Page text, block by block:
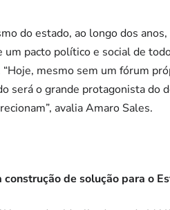
do estado, ao longo dos
um pacto político e social de
“Hoje, mesmo sem um fórum
será o grande protagonista do
avalia Amaro Sales.
construção de solução para o